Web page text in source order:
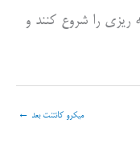
ریزی را شروع کنند و
میکرو کانتنت بعد ←